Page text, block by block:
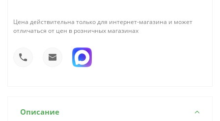
Цена действительна только для интернет-магазина и может
отличаться от цен в розничных магазинах
Описание